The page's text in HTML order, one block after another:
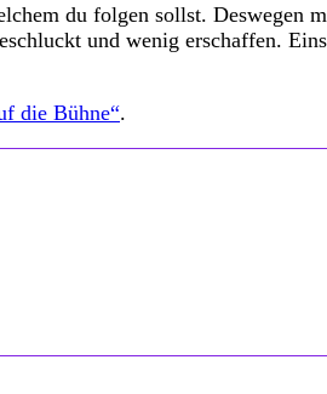
du folgen sollst. Deswegen
und wenig erschaffen.
die Bühne“.